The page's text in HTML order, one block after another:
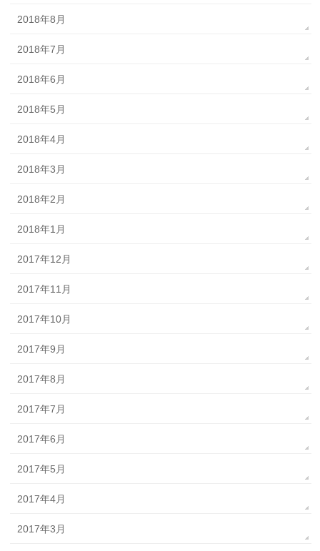
2018年8月
2018年7月
2018年6月
2018年5月
2018年4月
2018年3月
2018年2月
2018年1月
2017年12月
2017年11月
2017年10月
2017年9月
2017年8月
2017年7月
2017年6月
2017年5月
2017年4月
2017年3月